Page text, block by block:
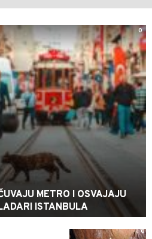
0
METRO I OSVAJAJU
ISTANBULA
0